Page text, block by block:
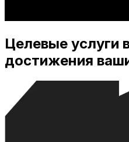
Целевые услуги
достижения